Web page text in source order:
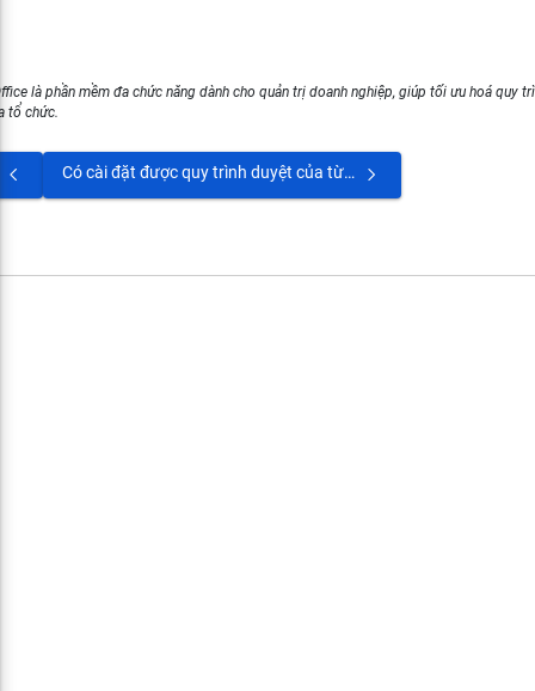
là phần mềm đa chức năng dành cho quản trị doanh nghiệp, giúp tối ưu hoá quy
tổ chức.
Có cài đặt được quy trình duyệt của từng loại đơn từ khác nhau hay không?